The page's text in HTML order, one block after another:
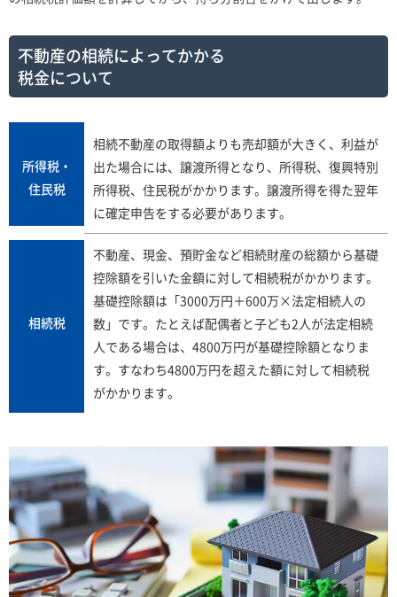
不動産の相続によってかかる
税金について
所得税・
住民税
相続不動産の取得額よりも売却額が大きく、利益が
出た場合には、譲渡所得となり、所得税、復興特別
所得税、住民税がかかります。譲渡所得を得た翌年
に確定申告をする必要があります。
相続税
不動産、現金、預貯金など相続財産の総額から基礎
控除額を引いた金額に対して相続税がかかります。
基礎控除額は「3000万円＋600万×法定相続人の
数」です。たとえば配偶者と子ども2人が法定相続
人である場合は、4800万円が基礎控除額となりま
す。すなわち4800万円を超えた額に対して相続税
がかかります。